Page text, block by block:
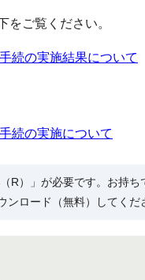
をご覧ください。
続の実施結果について
続の実施について
R）」が必要です。お持ち
ンロード（無料）してくだ